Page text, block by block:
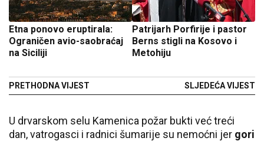
Etna ponovo eruptirala:
Ograničen avio-saobraćaj
na Siciliji
PRETHODNA VIJEST
Patrijarh Porfirije i pastor
Berns stigli na Kosovo i
Metohiju
SLJEDEĆA VIJEST
U drvarskom selu Kamenica požar bukti već treći
dan, vatrogasci i radnici šumarije su nemoćni jer gori